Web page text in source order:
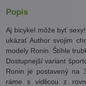
Popis
Aj bicykel môže byť
ukázať Author svojim
modely Ronin. Štíhle
Dostupnejší variant
Ronin je postavený na
ráme s vidlicou z